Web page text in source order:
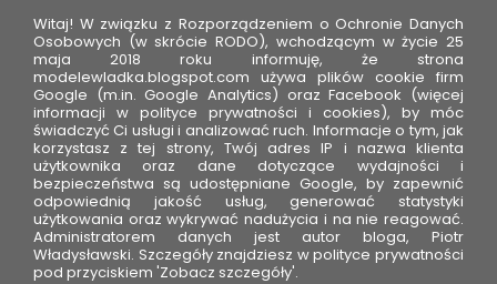
Witaj! W związku z Rozporządzeniem o Ochronie Danych
Osobowych (w skrócie RODO), wchodzącym w życie 25
maja 2018 roku informuję, że strona
modelewladka.blogspot.com używa plików cookie firm
Google (m.in. Google Analytics) oraz Facebook (więcej
informacji w polityce prywatności i cookies), by móc
świadczyć Ci usługi i analizować ruch. Informacje o tym, jak
korzystasz z tej strony, Twój adres IP i nazwa klienta
użytkownika oraz dane dotyczące wydajności i
bezpieczeństwa są udostępniane Google, by zapewnić
odpowiednią jakość usług, generować statystyki
użytkowania oraz wykrywać nadużycia i na nie reagować.
Administratorem danych jest autor bloga, Piotr
Władysławski. Szczegóły znajdziesz w polityce prywatności
pod przyciskiem 'Zobacz szczegóły'.